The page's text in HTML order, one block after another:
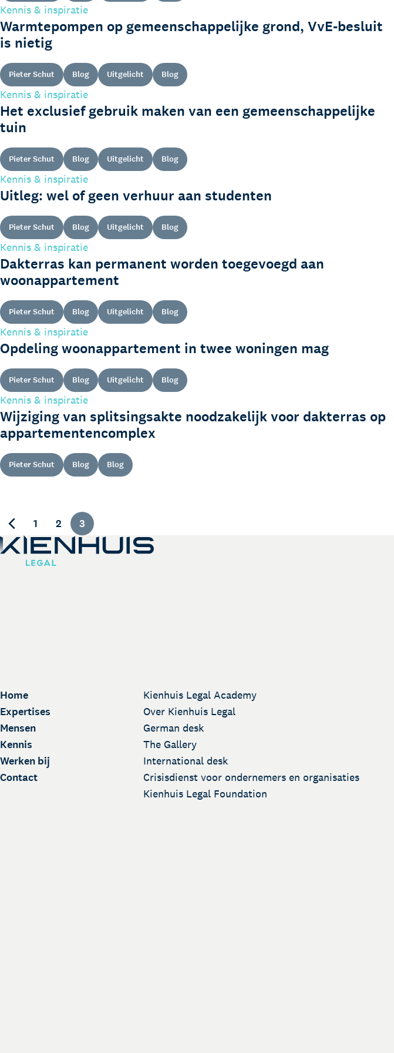
Kennis & inspiratie
Warmtepompen op gemeenschappelijke grond, VvE-besluit
is nietig
Pieter Schut Blog Uitgelicht Blog
Kennis & inspiratie
Het exclusief gebruik maken van een gemeenschappelijke
tuin
Pieter Schut Blog Uitgelicht Blog
Kennis & inspiratie
Uitleg: wel of geen verhuur aan studenten
Pieter Schut Blog Uitgelicht Blog
Kennis & inspiratie
Dakterras kan permanent worden toegevoegd aan
woonappartement
Pieter Schut Blog Uitgelicht Blog
Kennis & inspiratie
Opdeling woonappartement in twee woningen mag
Pieter Schut Blog Uitgelicht Blog
Kennis & inspiratie
Wijziging van splitsingsakte noodzakelijk voor dakterras op
appartementencomplex
Pieter Schut Blog Blog
1 2 3
Home
Expertises
Mensen
Kennis
Werken bij
Contact
Kienhuis Legal Academy
Over Kienhuis Legal
German desk
The Gallery
International desk
Crisisdienst voor ondernemers en organisaties
Kienhuis Legal Foundation